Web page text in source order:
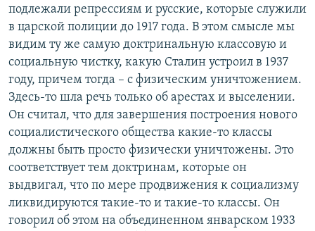
подлежали репрессиям и русские, которые служили
в царской полиции до 1917 года. В этом смысле мы
видим ту же самую доктринальную классовую и
социальную чистку, какую Сталин устроил в 1937
году, причем тогда – с физическим уничтожением.
Здесь-то шла речь только об арестах и выселении.
Он считал, что для завершения построения нового
социалистического общества какие-то классы
должны быть просто физически уничтожены. Это
соответствует тем доктринам, которые он
выдвигал, что по мере продвижения к социализму
ликвидируются такие-то и такие-то классы. Он
говорил об этом на объединенном январском 1933